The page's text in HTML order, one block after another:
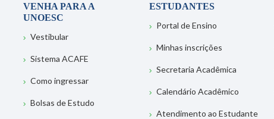
VENHA PARA A
UNOESC
Vestibular
Sistema ACAFE
Como ingressar
Bolsas de Estudo
ESTUDANTES
Portal de Ensino
Minhas inscrições
Secretaria Acadêmica
Calendário Acadêmico
Atendimento ao Estudante